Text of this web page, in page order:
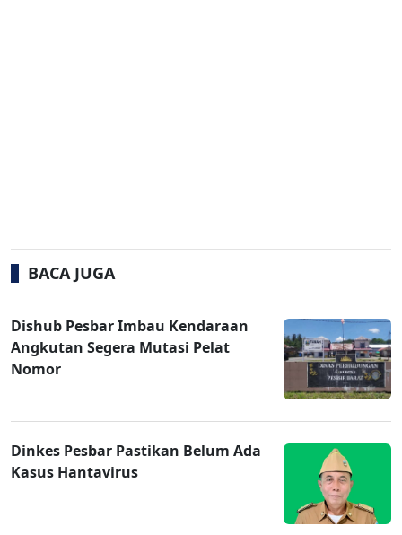
BACA JUGA
Dishub Pesbar Imbau Kendaraan
Angkutan Segera Mutasi Pelat
Nomor
Dinkes Pesbar Pastikan Belum Ada
Kasus Hantavirus